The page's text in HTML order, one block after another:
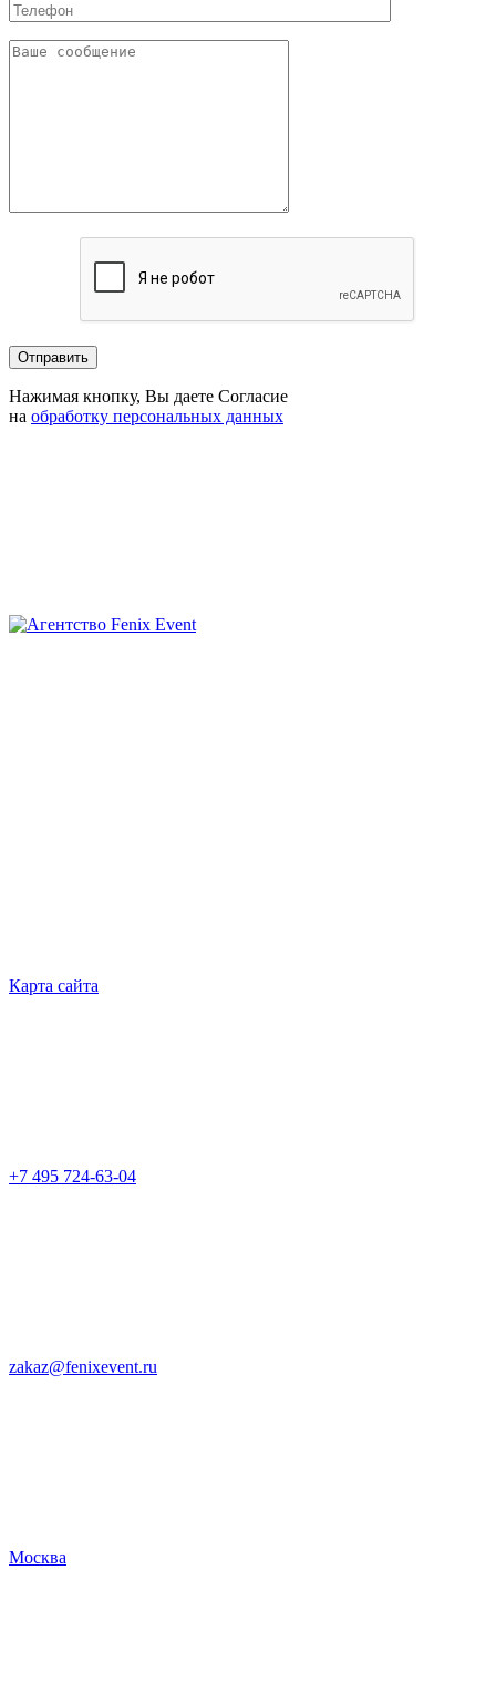
Нажимая кнопку, Вы даете Согласие
на обработку персональных данных
Агентство
Карта сайта
+7 495 724-63-04
zakaz@fenixevent.ru
Москва